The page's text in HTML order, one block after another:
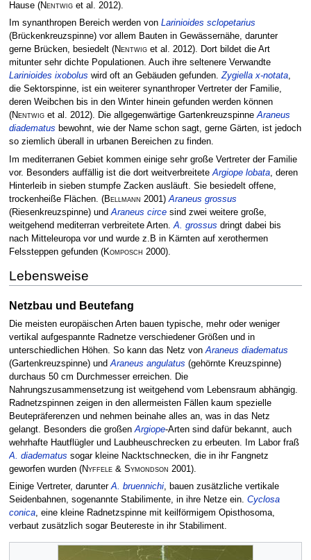
Hause (Nentwiget al. 2012).
Im synanthropen Bereich werden von Larinioides sclopetarius
(Brückenkreuzspinne) vor allem Bauten in Gewässernähe, darunter
gerne Brücken, besiedelt (Nentwiget al. 2012). Dort bildet die Art
mitunter sehr dichte Populationen. Auch ihre seltenere Verwandte
Larinioides ixobolus wird oft an Gebäuden gefunden.Zygiella x-notata,
die Sektorspinne, ist ein weiterer synanthroper Vertreter der Familie,
deren Weibchen bis in den Winter hinein gefunden werden können
(Nentwiget al. 2012). Die allgegenwärtige GartenkreuzspinneAraneus
diadematus bewohnt, wie der Name schon sagt, gerne Gärten, ist jedoch
so ziemlich überall in urbanen Bereichen zu finden.
Im mediterranen Gebiet kommen einige sehr große Vertreter der Familie
vor. Besonders auffällig ist die dort weitverbreitete Argiope lobata, deren
Hinterleib in sieben stumpfe Zacken ausläuft. Sie besiedelt offene,
trockenheiße Flächen. (Bellmann 2001) Araneus grossus
(Riesenkreuzspinne) und Araneus circesind zwei weitere große,
weitgehend mediterran verbreitete Arten. A. grossus dringt dabei bis
nach Mitteleuropa vor und wurde z.B in Kärnten auf xerothermen
Felssteppen gefunden (Komposch 2000).
Lebensweise
Netzbau und Beutefang
Die meisten europäischen Arten bauen typische, mehr oder weniger
vertikal aufgespannte Radnetze verschiedener Größen und in
unterschiedlichen Höhen. So kann das Netz vonAraneus diadematus
(Gartenkreuzspinne) undAraneus angulatus (gehörnte Kreuzspinne)
durchaus 50 cm Durchmesser erreichen. Die
Nahrungszusammensetzung ist weitgehend vom Lebensraum abhängig.
Radnetzspinnen zeigen in den allermeisten Fällen kaum spezielle
Beutepräferenzen und nehmen beinahe alles an, was in das Netz
gelangt. Besonders die großenArgiope-Arten sind dafür bekannt, auch
wehrhafte Hautflügler und Laubheuschrecken zu erbeuten. Im Labor fraß
A. diadematus sogar kleine Nacktschnecken, die in ihr Fangnetz
geworfen wurden (Nyffele & Symondson 2001).
Einige Vertreter, darunterA. bruennichi, bauen zusätzliche vertikale
Seidenbahnen, sogenannte Stabilimente, in ihre Netze ein. Cyclosa
conica, eine kleine Radnetzspinne mit keilförmigem Opisthosoma,
verbaut zusätzlich sogar Beutereste in ihr Stabiliment.